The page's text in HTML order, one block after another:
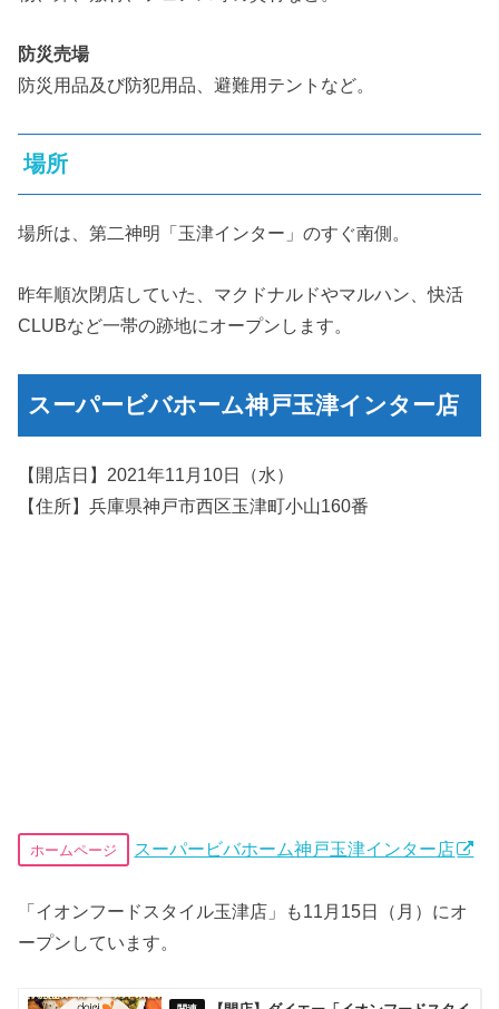
防災売場
防災用品及び防犯用品、避難用テントなど。
場所
場所は、第二神明「玉津インター」のすぐ南側。
昨年順次閉店していた、マクドナルドやマルハン、快活
CLUBなど一帯の跡地にオープンします。
スーパービバホーム神戸玉津インター店
【開店日】2021年11月10日（水）
【住所】兵庫県神戸市西区玉津町小山160番
ホームページ スーパービバホーム神戸玉津インター店
「イオンフードスタイル玉津店」も11月15日（月）にオ
ープンしています。